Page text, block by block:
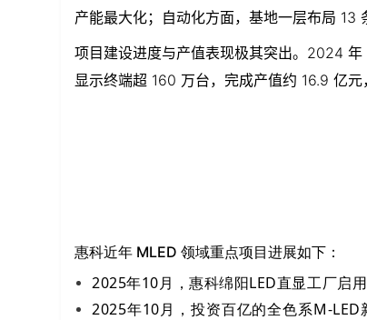
产能最大化；自动化方面，基地一层布局
项目建设进度与产值表现极其突出。 2024 年
显示终端超 160 万台，完成产值约 16.9 亿元
惠科近年 MLED 领域重点项目进展如下：
2025年10月，惠科绵阳LED直显工厂启
2025年10月，投资百亿的全色系M-